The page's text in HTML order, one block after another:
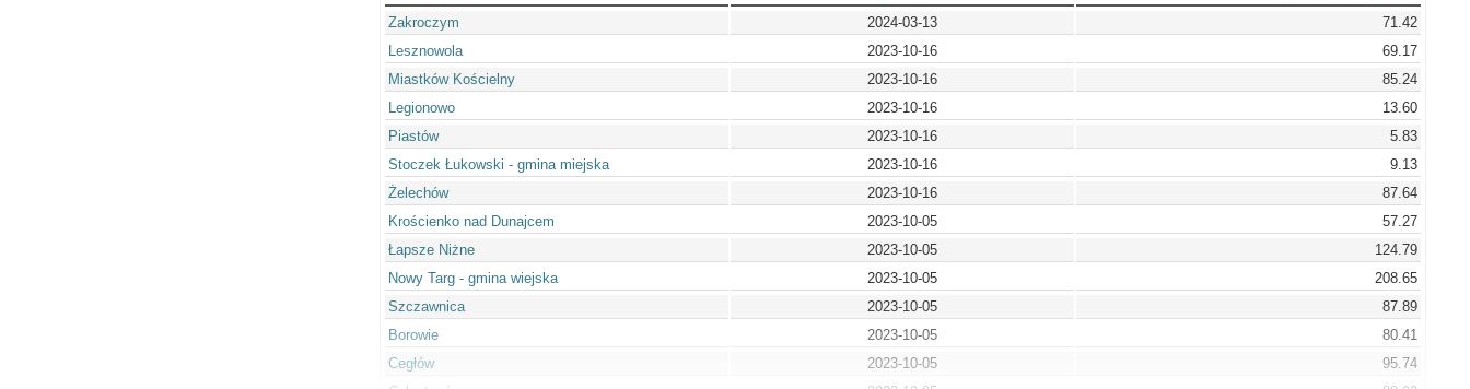
Zakroczym 2024-03-13
71.42
Lesznowola
2023-10-16
69.17
Miastków Kościelny
2023-10-16
85.24
Legionowo
2023-10-16
13.60
Piastów
2023-10-16
5.83
Stoczek Łukowski - gmina miejska
2023-10-16
9.13
Żelechów
2023-10-16
87.64
Krościenko nad Dunajcem
2023-10-05
57.27
Łapsze Niżne
2023-10-05
124.79
Nowy Targ - gmina wiejska
2023-10-05
208.65
Szczawnica
2023-10-05
87.89
Borowie
2023-10-05
80.41
Cegłów
2023-10-05
95.74